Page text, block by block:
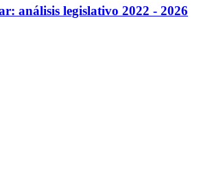
análisis legislativo 2022 - 2026